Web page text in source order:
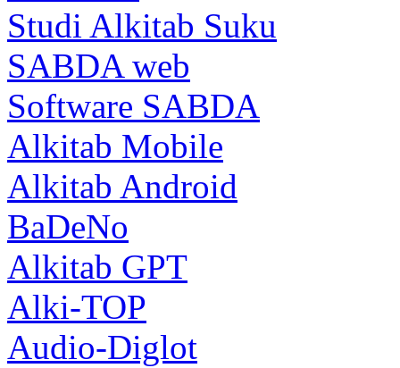
Studi Alkitab Suku
SABDA web
Software SABDA
Alkitab Mobile
Alkitab Android
BaDeNo
Alkitab GPT
Alki-TOP
Audio-Diglot